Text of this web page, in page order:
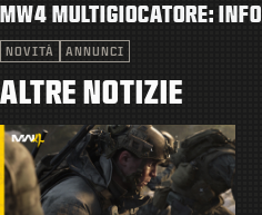
MW4 MULTIGIOCATORE:
NOVITÀ ANNUNCI
ALTRE NOTIZIE